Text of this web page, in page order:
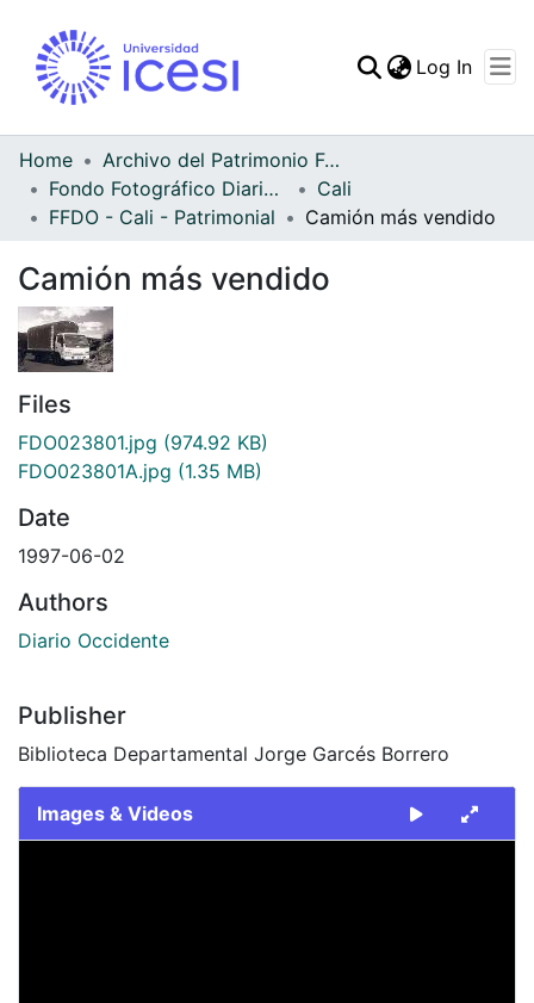
Statistics
Log In
Home
Archivo del Patrimonio Fotográfico y Fílmico del Valle del Cauca
Fondo Fotográfico Diario Occidente
Cali
FFDO - Cali - Patrimonial
Camión más vendido
Camión más vendido
Files
FDO023801.jpg (974.92 KB)
FDO023801A.jpg (1.35 MB)
Date
1997-06-02
Authors
Diario Occidente
Publisher
Biblioteca Departamental Jorge Garcés Borrero
Images & Videos